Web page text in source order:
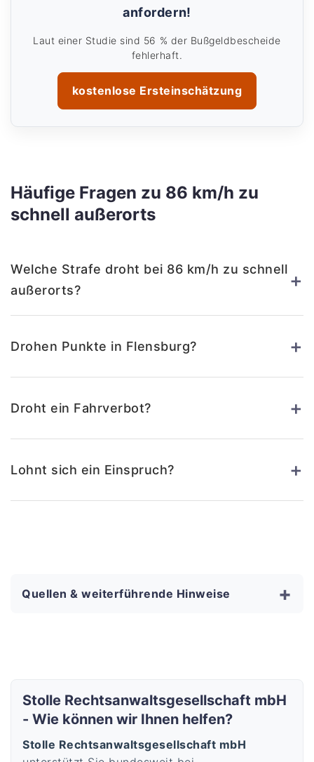
anfordern!
Laut einer Studie sind 56 % der Bußgeldbescheide
fehlerhaft.
kostenlose Ersteinschätzung
Häufige Fragen zu 86 km/h zu
schnell außerorts
Welche Strafe droht bei 86 km/h zu schnell
außerorts?
+
Drohen Punkte in Flensburg? +
Droht ein Fahrverbot? +
Lohnt sich ein Einspruch? +
Quellen & weiterführende Hinweise +
Stolle Rechtsanwaltsgesellschaft mbH
- Wie können wir Ihnen helfen?
Stolle Rechtsanwaltsgesellschaft mbH